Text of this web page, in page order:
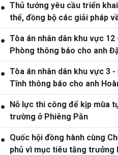
● Thủ tướng yêu cầu triển
thể, đồng bộ các giải pháp
đảm an ninh mạng
● Tòa án nhân dân khu vực 12
Phòng thông báo cho anh
Hồng Tiệp, sinh ngày 20/5/
● Tòa án nhân dân khu vực 3 -
Tĩnh thông báo cho anh
Phan Anh, sinh năm 1980
● Nỗ lực thi công để kịp mùa
trường ở Phiêng Pằn
● Quốc hội đồng hành cùng
phủ vì mục tiêu tăng trưởng